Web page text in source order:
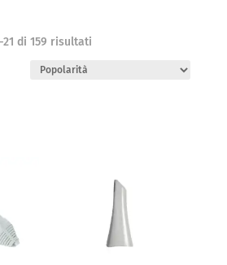
di 159 risultatiPopolarità